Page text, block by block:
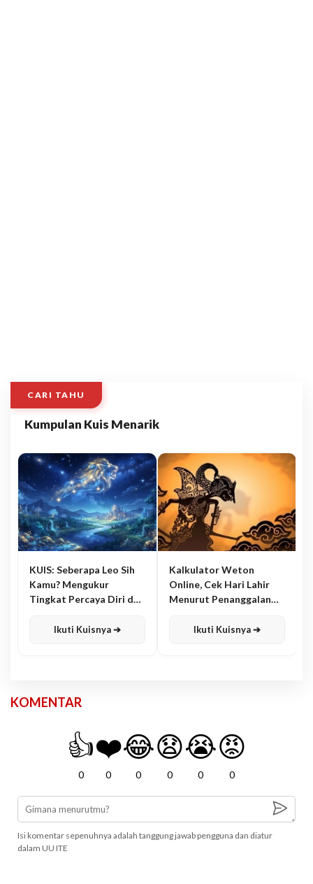
CARI TAHU
Kumpulan Kuis Menarik
KUIS: Seberapa Leo Sih
Kamu? Mengukur
Tingkat Percaya Diri dan
Ikuti Kuisnya ➔
Kalkulator Weton
Online, Cek Hari Lahir
Menurut Penanggalan
Ikuti Kuisnya ➔
KOMENTAR
👍
0
❤️
0
😂
0
😧
0
😭
0
😡
0
Isi komentar sepenuhnya adalah tanggung jawab pengguna dan diatur
dalam UU ITE